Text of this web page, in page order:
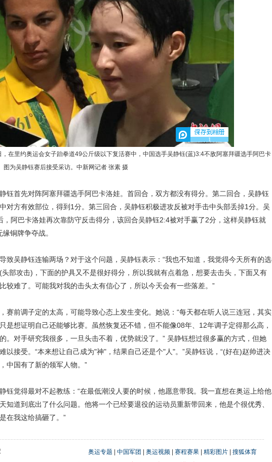
1
里约奥运会女子跆拳道49公斤级以下复活赛中，中国选手吴静钰(蓝)3:4不敌阿塞拜疆选手阿巴卡
图为吴静钰赛后接受采访。中新网记者 张素 摄
首先对阵阿塞拜疆选手阿巴卡洛娃。首回合，双方都没有得分。第二回合，吴静钰
对方有效部位，得到1分。第三回合，吴静钰积极进攻反被对手击中头部丢掉1分。吴
，阿巴卡洛娃再次靠防守反击得分，该回合吴静钰2:4被对手赢了2分，这样吴静钰就
铜牌争夺战。
吴静钰连输两场？对于这个问题，吴静钰表示：“我也不知道，我觉得今天所有的选
部攻击)，下面的护具又不是很好得分，所以我就有点着急，想要去击头，下面又有
较难了。可能我对我的击头太有信心了，所以今天会有一些落差。”
前调子定的太高，可能导致心态上发生变化。她说：“每天都在听人说三连冠，其实
是想证明自己还能够比赛。虽然恢复还不错，但不能像08年、12年调子定得那么高，
。对手研究我很多，一旦头击不着，优势就没了。” 吴静钰想过很多赢的方式，但她
以接受。“本来想让自己成为"神"，结果自己还是个"人"。”吴静钰说，“(好在)赵帅进决
中国有了新的领军人物。”
觉得最对不起教练：“在最低潮没人要的时候，他愿意带我。我一直想在奥运上给他
知道到底出了什么问题。他将一个已经要退役的运动员重新带回来，他是个很优秀、
在我这给搞砸了。”
奥运专题 中国军团 奥运视频 赛程赛果 精彩图片 搜狐体育